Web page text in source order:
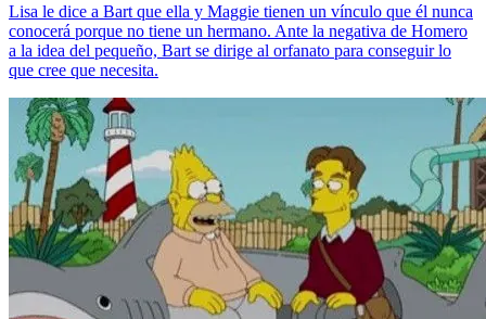
Lisa le dice a Bart que ella y Maggie tienen un vínculo que él nunca
conocerá porque no tiene un hermano. Ante la negativa de Homero
a la idea del pequeño, Bart se dirige al orfanato para conseguir lo
que cree que necesita.